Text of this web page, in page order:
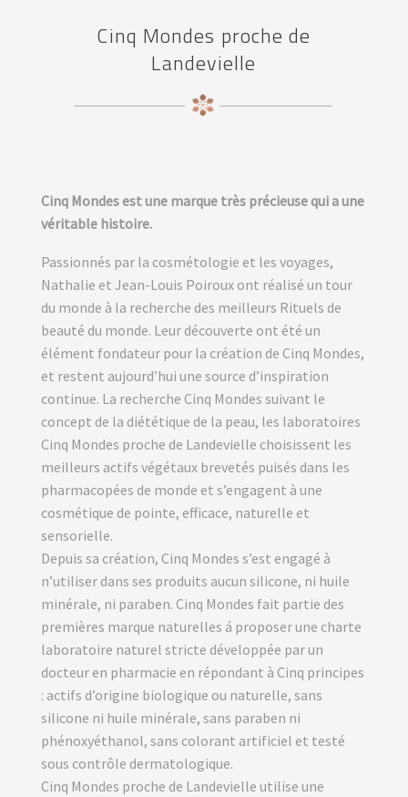
Cinq Mondes proche de
Landevielle
Cinq Mondes est une marque très précieuse qui a une
véritable histoire.
Passionnés par la cosmétologie et les voyages,
Nathalie et Jean-Louis Poiroux ont réalisé un tour
du monde à la recherche des meilleurs Rituels de
beauté du monde. Leur découverte ont été un
élément fondateur pour la création de Cinq Mondes,
et restent aujourd’hui une source d’inspiration
continue. La recherche Cinq Mondes suivant le
concept de la diététique de la peau, les laboratoires
Cinq Mondes proche de Landevielle choisissent les
meilleurs actifs végétaux brevetés puisés dans les
pharmacopées de monde et s’engagent à une
cosmétique de pointe, efficace, naturelle et
sensorielle.
Depuis sa création, Cinq Mondes s’est engagé à
n’utiliser dans ses produits aucun silicone, ni huile
minérale, ni paraben. Cinq Mondes fait partie des
premières marque naturelles á proposer une charte
laboratoire naturel stricte développée par un
docteur en pharmacie en répondant à Cinq principes
: actifs d’origine biologique ou naturelle, sans
silicone ni huile minérale, sans paraben ni
phénoxyéthanol, sans colorant artificiel et testé
sous contrôle dermatologique.
Cinq Mondes proche de Landevielle utilise une